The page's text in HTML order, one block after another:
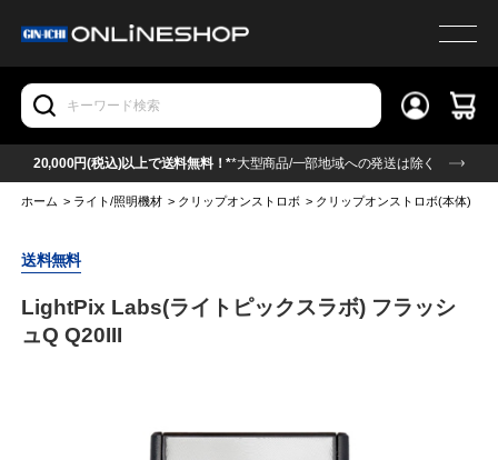
20,000円(税込)以上で送料無料！**大型商品/一部地域への発送は除く
ホーム > ライト/照明機材 > クリップオンストロボ > クリップオンストロボ(本体)
送料無料
LightPix Labs(ライトピックスラボ) フラッシ
ュQ Q20III